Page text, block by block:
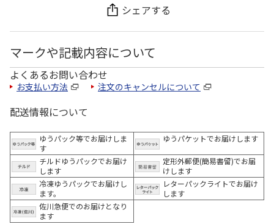
シェアする
マークや記載内容について
よくあるお問い合わせ
お支払い方法 注文のキャンセルについて
配送情報について
ゆうパック等でお届けしま
す
ゆうパケットでお届けします
チルドゆうパックでお届け
します
定形外郵便(簡易書留)でお届
けします
冷凍ゆうパックでお届けし
ます。
レターパックライトでお届け
します
佐川急便でのお届けとなり
ます